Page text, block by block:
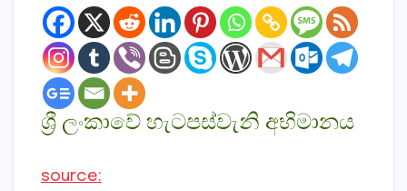
ශ්‍රී ලංකාවේ හැටපස්‌වැනි අභිමානය
source: